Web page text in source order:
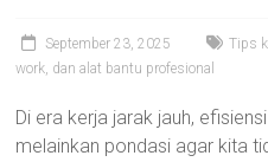
September 23, 2025
Tips
work, dan alat bantu profesional
Di era kerja jarak jauh,
melainkan pondasi agar kita